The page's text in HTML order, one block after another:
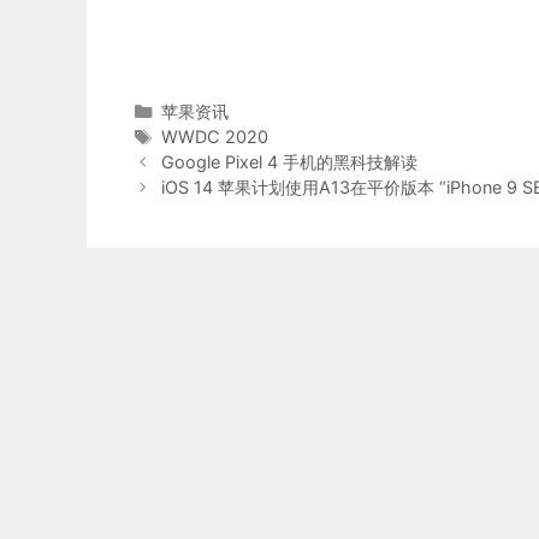
分
类
苹果资讯
标
签
WWDC 2020
Google Pixel 4 手机的黑科技解读
iOS 14 苹果计划使用A13在平价版本 “iPhone 9